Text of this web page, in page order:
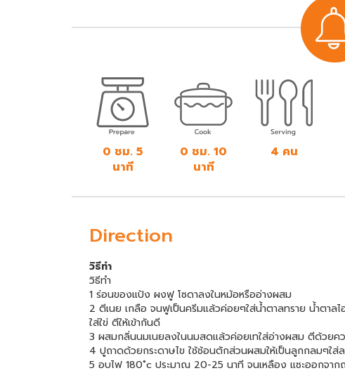
0 ชม. 5
นาที
0 ชม. 10
นาที
4 คน
Direction
วิธีทำ
วิธีทำ
1 ร่อนของแป้ง ผงฟู โซดาลงในหม้อหรืออ่างผสม
2 ตีเนย เกลือ จนฟูเป็นครีมแล้วค่อยๆใส่น้ำตาลทราย น้ำตาล
ใส่ใข่ ตีให้เข้ากันดี
3 ผสมกลิ่นนมเนยลงในนมสดแล้วค่อยเทใส่อ่างผสม ตีด้วยคว
4 ปูถาดด้วยกระดาษไข ใช้ช้อนตักส่วนผสมให้เป็นลูกกลมๆใส่
5 อบไฟ 180˚c ประมาณ 20-25 นาที จนเหลือง แซะออกจา